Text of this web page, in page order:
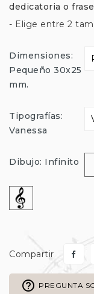
dedicatoria o
- Elige entre 2
Dimensiones:
Pequeño 30x25
mm.
Tipografías:
Vanessa
Dibujo: Infinito
Compartir
help_outline PREGUNTA